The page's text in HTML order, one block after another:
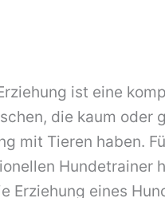
ist eine
die kaum oder
mit Tieren haben.
Hundetrainer
Erziehung eines